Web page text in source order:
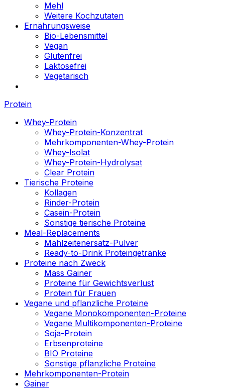
Mehl
Weitere Kochzutaten
Ernährungsweise
Bio-Lebensmittel
Vegan
Glutenfrei
Laktosefrei
Vegetarisch
Protein
Whey-Protein
Whey-Protein-Konzentrat
Mehrkomponenten-Whey-Protein
Whey-Isolat
Whey-Protein-Hydrolysat
Clear Protein
Tierische Proteine
Kollagen
Rinder-Protein
Casein-Protein
Sonstige tierische Proteine
Meal-Replacements
Mahlzeitenersatz-Pulver
Ready-to-Drink Proteingetränke
Proteine nach Zweck
Mass Gainer
Proteine für Gewichtsverlust
Protein für Frauen
Vegane und pflanzliche Proteine
Vegane Monokomponenten-Proteine
Vegane Multikomponenten-Proteine
Soja-Protein
Erbsenproteine
BIO Proteine
Sonstige pflanzliche Proteine
Mehrkomponenten-Protein
Gainer